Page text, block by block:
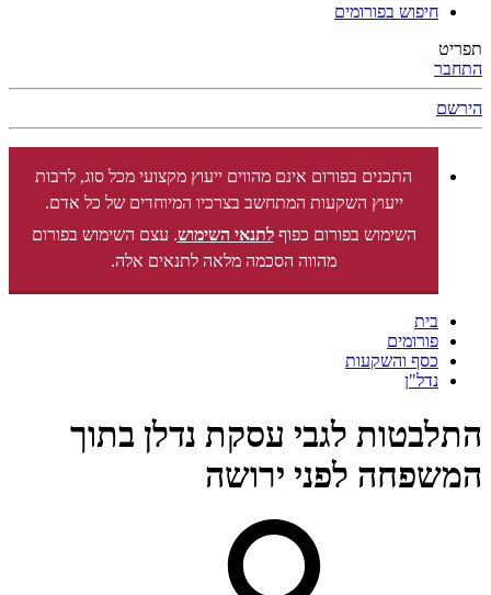
חיפוש בפורומים
תפריט
התחבר
הירשם
התכנים בפורום אינם מהווים ייעוץ מקצועי מכל סוג, לרבות
ייעוץ השקעות המתחשב בצרכיו המיוחדים של כל אדם.
השימוש בפורום כפוףלתנאי השימוש. עצם השימוש בפורום
מהווה הסכמה מלאה לתנאים אלה.
בית
פורומים
כסף והשקעות
נדל"ן
התלבטות לגבי עסקת נדלן בתוך
המשפחה לפני ירושה